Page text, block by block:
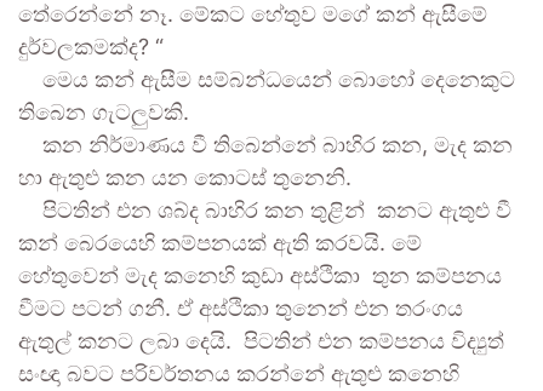
තේරෙන්නේ නෑ. මේකට හේතුව මගේ කන් ඇසීමේ
දුර්වලකමක්ද? “
මෙය කන් ඇසීම සම්බන්ධයෙන් බොහෝ දෙනෙකුට
තිබෙන ගැටලුවකි.
කන නිර්මාණය වී තිබෙන්නේ බාහිර කන, මැද කන
හා ඇතුළු කන යන කොටස් තුනෙනි.
පිටතින් එන ශබ්ද බාහිර කන තුළින් කනට ඇතුළු වී
කන් බෙරයෙහි කම්පනයක් ඇති කරවයි. මේ
හේතුවෙන් මැද කනෙහි කුඩා අස්ථිකා තුන කම්පනය
වීමට පටන් ගනී. ඒ අස්ථිකා තුනෙන් එන තරංගය
ඇතුල් කනට ලබා දෙයි. පිටතින් එන කම්පනය විද්‍යුත්
සංඥා බවට පරිවර්තනය කරන්නේ ඇතුළු කනෙහි